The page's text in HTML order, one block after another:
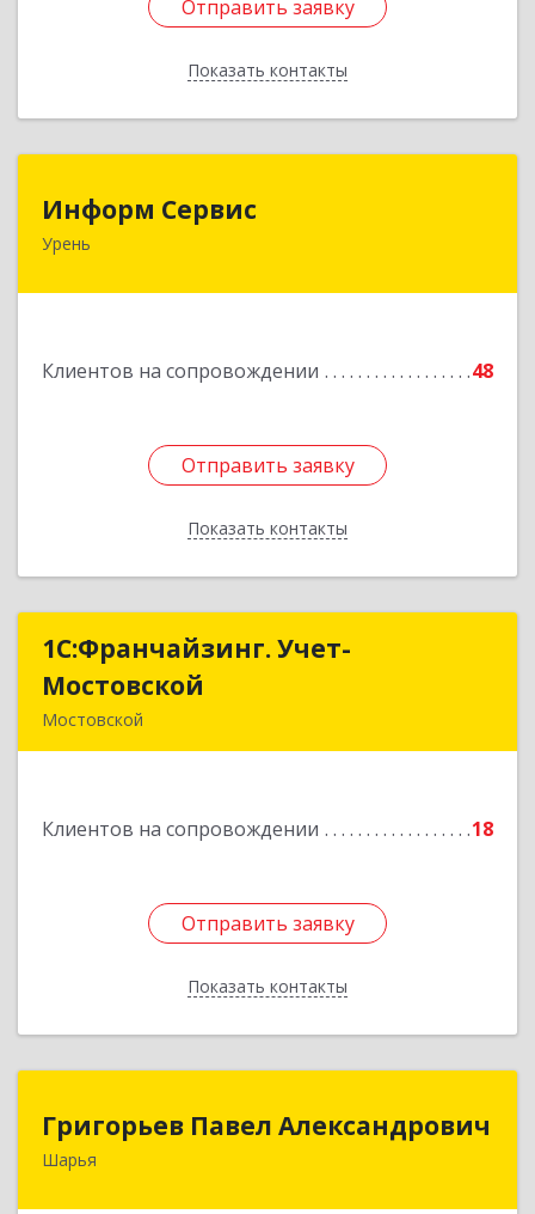
Отправить заявку
Показать контакты
Отправить заявку
Назад
Информ Сервис
Урень
Клиентов на сопровождении 48
Отправить заявку
Показать контакты
Отправить заявку
Назад
1С:Франчайзинг. Учет-
Мостовской
Мостовской
Клиентов на сопровождении 18
Отправить заявку
Показать контакты
1С:Франчайзинг. Учет-
Отправить заявку
Назад
Григорьев Павел Александрович
Шарья157505, Костромская область, город Шарья,